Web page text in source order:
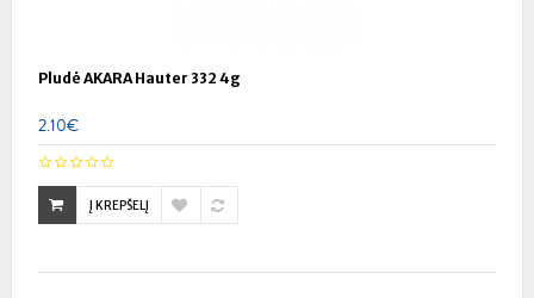
Pludė AKARA Hauter 332 4g
2.10€
Į KREPŠELĮ